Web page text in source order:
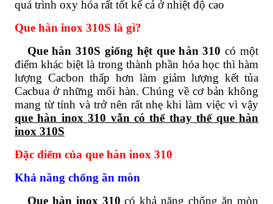
quá trình oxy hóa rất tốt kể cả ở nhiệt độ cao
Que hàn inox 310S là gì?
Que hàn 310S giống hệt que hàn 310 có một
điểm khác biệt là trong thành phần hóa học thì hàm
lượng Cacbon thấp hơn làm giảm lượng kết tủa
Cacbua ở những mối hàn. Chúng về cơ bản không
mang từ tính và trở nên rất nhẹ khi làm việc vì vậy
que hàn inox 310 vẫn có thể thay thế que hàn
inox 310S
Đặc điểm của que hàn inox 310
Khả năng chống ăn mòn
Que hàn inox 310 có khả năng chống ăn mòn